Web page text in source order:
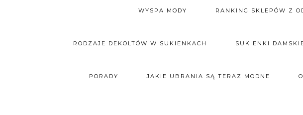
WYSPA MODY RANKING SKLEPÓW Z
RODZAJE DEKOLTÓW W SUKIENKACH SUKIENKI
PORADY JAKIE UBRANIA SĄ TERAZ MODNE